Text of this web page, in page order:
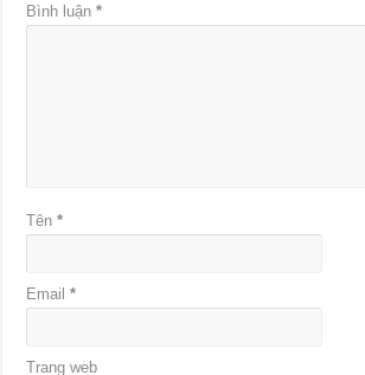
Bình luận*
Tên*
Email*
Trang web